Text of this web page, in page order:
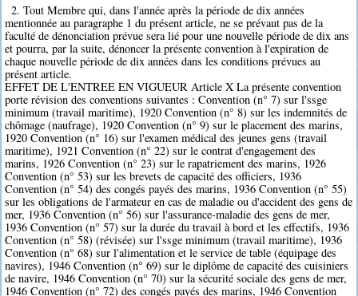
2. Tout Membre qui, dans l'année après la période de dix années
mentionnée au paragraphe 1 du présent article, ne se prévaut pas de la
faculté de dénonciation prévue sera lié pour une nouvelle période de dix ans
et pourra, par la suite, dénoncer la présente convention à l'expiration de
chaque nouvelle période de dix années dans les conditions prévues au
présent article.
EFFET DE L'ENTREE EN VIGUEUR Article X La présente convention
porte révision des conventions suivantes : Convention (n° 7) sur l'ssge
minimum (travail maritime), 1920 Convention (n° 8) sur les indemnités de
chômage (naufrage), 1920 Convention (n° 9) sur le placement des marins,
1920 Convention (n° 16) sur l'examen médical des jeunes gens (travail
maritime), 1921 Convention (n° 22) sur le contrat d'engagement des
marins, 1926 Convention (n° 23) sur le rapatriement des marins, 1926
Convention (n° 53) sur les brevets de capacité des officiers, 1936
Convention (n° 54) des congés payés des marins, 1936 Convention (n° 55)
sur les obligations de l'armateur en cas de maladie ou d'accident des gens de
mer, 1936 Convention (n° 56) sur l'assurance-maladie des gens de mer,
1936 Convention (n° 57) sur la durée du travail à bord et les effectifs, 1936
Convention (n° 58) (révisée) sur l'ssge minimum (travail maritime), 1936
Convention (n° 68) sur l'alimentation et le service de table (équipage des
navires), 1946 Convention (n° 69) sur le diplôme de capacité des cuisiniers
de navire, 1946 Convention (n° 70) sur la sécurité sociale des gens de mer,
1946 Convention (n° 72) des congés payés des marins, 1946 Convention